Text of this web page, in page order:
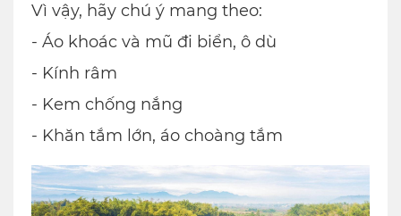
Vì vậy, hãy chú ý mang theo:
- Áo khoác và mũ đi biển, ô dù
- Kính râm
- Kem chống nắng
- Khăn tắm lớn, áo choàng tắm